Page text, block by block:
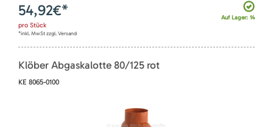
Auf Lager: 14
54,92€*
pro Stück
*inkl. MwSt zzgl. Versand
Klöber Abgaskalotte 80/125 rot
KE 8065-0100